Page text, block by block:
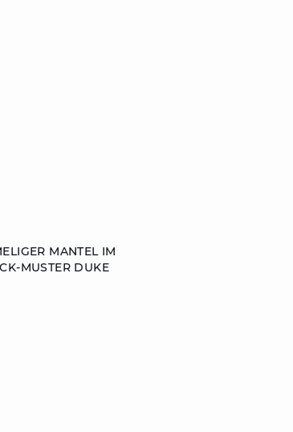
MANTEL IM
MUSTER DUKE
HINZUFÜGEN
S M